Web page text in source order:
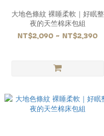
大地色條紋 裸睡柔軟｜好眠整
夜的天竺棉床包組
NT$2,090 ~ NT$2,390